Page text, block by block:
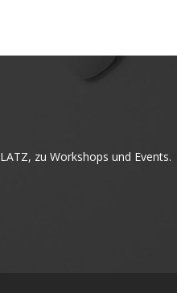
zu Workshops und Events.